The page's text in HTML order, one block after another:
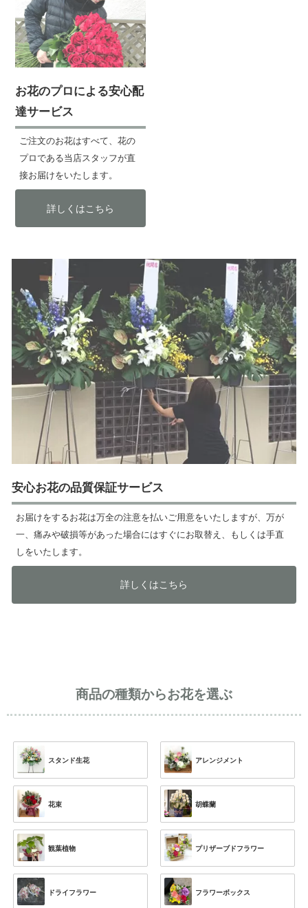
お花のプロによる安心配
達サービス
ご注文のお花はすべて、花の
プロである当店スタッフが直
接お届けをいたします。
詳しくはこちら
安心お花の品質保証サービス
お届けをするお花は万全の注意を払いご用意をいたしますが、万が
一、痛みや破損等があった場合にはすぐにお取替え、もしくは手直
しをいたします。
詳しくはこちら
商品の種類からお花を選ぶ
スタンド生花 アレンジメント
花束 胡蝶蘭
観葉植物 プリザーブドフラワー
ドライフラワー フラワーボックス